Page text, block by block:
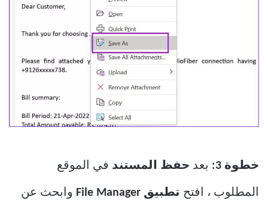
خطوة 3: بعد حفظ المستند في الموقع
المطلوب ، افتح تطبيق File Manager وابحث عن